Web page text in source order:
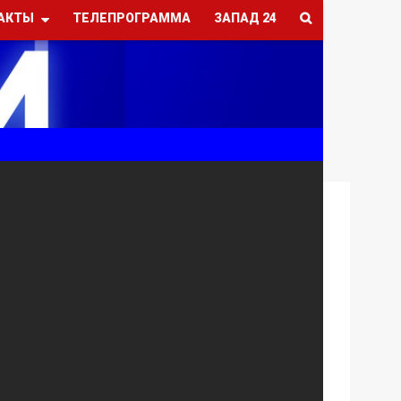
ТЕЛЕПРОГРАММА ЗАПАД 24